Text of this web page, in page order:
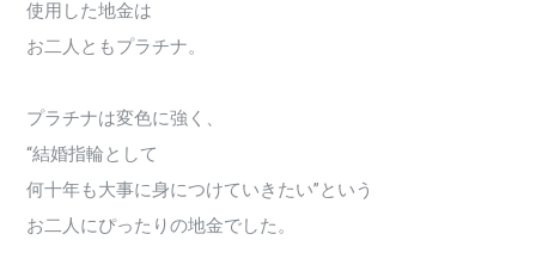
使用した地金は
お二人ともプラチナ。
プラチナは変色に強く、
“結婚指輪として
何十年も大事に身につけていきたい”という
お二人にぴったりの地金でした。